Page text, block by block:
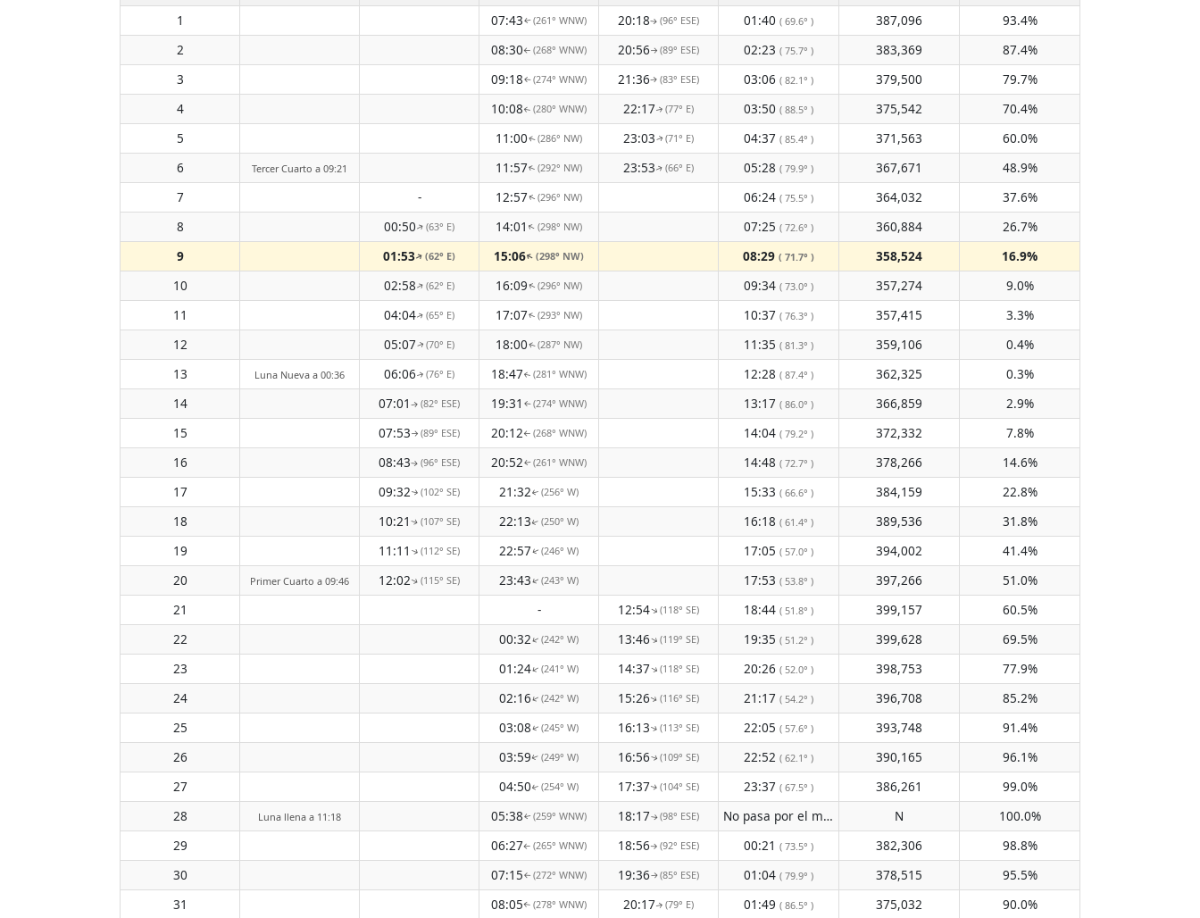
1
07:43↑(261° WNW) 20:18↑(96° ESE) 01:40 ( 69.6° ) 387,096
93.4%
2
08:30↑(268° WNW) 20:56↑(89° ESE) 02:23 ( 75.7° ) 383,369
87.4%
3
09:18↑(274° WNW) 21:36↑(83° ESE) 03:06 ( 82.1° ) 379,500
79.7%
4
10:08↑(280° WNW) 22:17↑(77° E) 03:50 ( 88.5° ) 375,542
70.4%
5
11:00↑(286° NW) 23:03↑(71° E) 04:37 ( 85.4° ) 371,563
60.0%
6
Tercer Cuarto a 09:21 11:57↑(292° NW) 23:53↑(66° E) 05:28 ( 79.9° ) 367,671
48.9%
7
- 12:57↑(296° NW) 06:24 ( 75.5° ) 364,032
37.6%
8
00:50↑(63° E) 14:01 ↑(298° NW) 07:25 ( 72.6° ) 360,884
26.7%
9
01:53↑(62° E) 15:06↑(298° NW) 08:29 ( 71.7° ) 358,524
16.9%
10
02:58↑(62° E) 16:09↑(296° NW) 09:34 ( 73.0° ) 357,274
9.0%
11
04:04↑(65° E) 17:07↑(293° NW) 10:37 ( 76.3° ) 357,415
3.3%
12
05:07↑(70° E) 18:00↑(287° NW) 11:35 ( 81.3° ) 359,106
0.4%
13
Luna Nueva a 00:36 06:06↑(76° E) 18:47↑(281° WNW) 12:28 ( 87.4° ) 362,325
0.3%
14
07:01 ↑(82° ESE) 19:31 ↑(274° WNW) 13:17 ( 86.0° ) 366,859
2.9%
15
07:53↑(89° ESE) 20:12↑(268° WNW) 14:04 ( 79.2° ) 372,332
7.8%
16
08:43↑(96° ESE) 20:52↑(261° WNW) 14:48 ( 72.7° ) 378,266
14.6%
17
09:32↑(102° SE) 21:32↑(256° W) 15:33 ( 66.6° ) 384,159
22.8%
18
10:21 ↑(107° SE) 22:13↑(250° W) 16:18 ( 61.4° ) 389,536
31.8%
19
11:11 ↑(112° SE) 22:57↑(246° W) 17:05 ( 57.0° ) 394,002
41.4%
20
Primer Cuarto a 09:46 12:02↑(115° SE) 23:43↑(243° W) 17:53 ( 53.8° ) 397,266
51.0%
21
- 12:54↑(118° SE) 18:44 ( 51.8° ) 399,157
60.5%
22
00:32↑(242° W) 13:46↑(119° SE) 19:35 ( 51.2° ) 399,628
69.5%
23
01:24↑(241° W) 14:37↑(118° SE) 20:26 ( 52.0° ) 398,753
77.9%
24
02:16↑(242° W) 15:26↑(116° SE) 21:17 ( 54.2° ) 396,708
85.2%
25
03:08↑(245° W) 16:13↑(113° SE) 22:05 ( 57.6° ) 393,748
91.4%
26
03:59↑(249° W) 16:56↑(109° SE) 22:52 ( 62.1° ) 390,165
96.1%
27
04:50↑(254° W) 17:37↑(104° SE) 23:37 ( 67.5° ) 386,261
99.0%
28
Luna llena a 11:18 05:38↑(259° WNW) 18:17↑(98° ESE) No pasa por el meridiano N
100.0%
29
06:27↑(265° WNW) 18:56↑(92° ESE) 00:21 ( 73.5° ) 382,306
98.8%
30
07:15↑(272° WNW) 19:36↑(85° ESE) 01:04 ( 79.9° ) 378,515
95.5%
31
08:05↑(278° WNW) 20:17↑(79° E) 01:49 ( 86.5° ) 375,032 90.0%